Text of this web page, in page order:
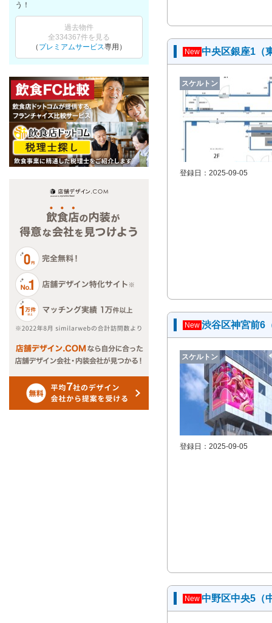
う！
過去物件
全334367件を見る
（ プレミアムサービス専用）
New 中央区銀座1（
スケルトン
登録日：2025-09-05
New 渋谷区神宮前6
スケルトン
登録日：2025-09-05
New 中野区中央5（